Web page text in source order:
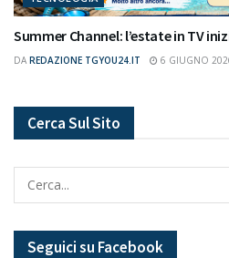
Summer Channel: l’estate in TV
DA REDAZIONE TGYOU24.IT 6 GIUGNO
Cerca Sul Sito
Seguici su Facebook